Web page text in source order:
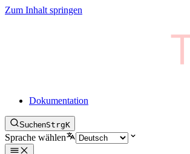
Zum Inhalt springen
Dokumentation
SuchenStrgK
Sprache wählen